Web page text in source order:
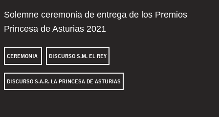
Solemne ceremonia de entrega de los Premios
Princesa de Asturias 2021
CEREMONIA DISCURSO S.M. EL REY
DISCURSO S.A.R. LA PRINCESA DE ASTURIAS